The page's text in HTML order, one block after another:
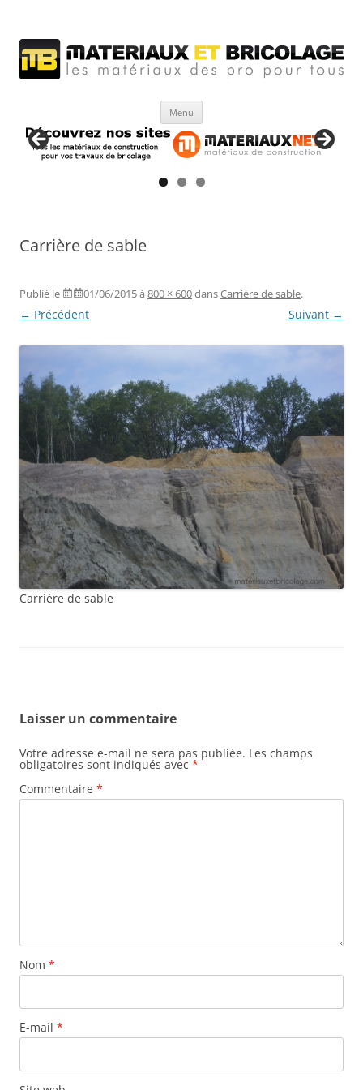
Menu
Carrière de sable
Publié le 01/06/2015à 800 × 600dansCarrière de sable.
← Précédent Suivant →
Carrière de sable
Laisser un commentaire
Votre adresse e-mail ne sera pas publiée. Les champs
obligatoires sont indiqués avec *
Commentaire *
Nom *
E-mail *